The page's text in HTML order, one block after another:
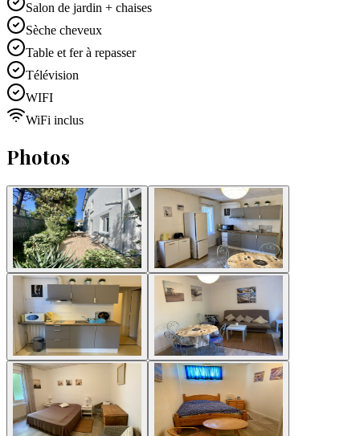
Salon de jardin + chaises
Sèche cheveux
Table et fer à repasser
Télévision
WIFI
WiFi inclus
Photos